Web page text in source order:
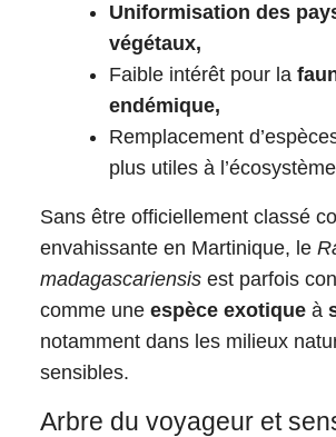
Uniformisation des
végétaux,
Faible intérêt pour la
endémique,
Remplacement
plus utiles à
Sans être officiellement classé
envahissante en Martinique, le
madagascariensis est parfois
comme une espèce exotique à
notamment dans les milieux
sensibles.
Arbre du voyageur et